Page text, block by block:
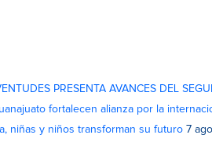
PRESENTA AVANCES DEL
fortalecen alianza por la
niñas y niños transforman su futuro 7